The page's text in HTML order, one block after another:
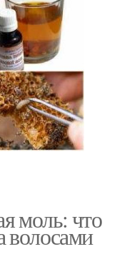
моль: что
волосами